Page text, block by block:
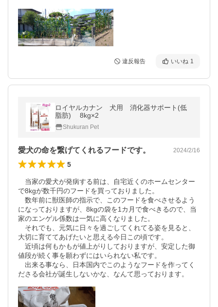
違反報告 いいね 1
ロイヤルカナン 犬用 消化器サポート(低
脂肪) 8kg×2
Shukuran Pet
愛犬の命を繋げてくれるフードです。 2024/2/16
5
当家の愛犬が発病する前は、自宅近くのホームセンター
で8kgが数千円のフードを買っておりました。
数年前に獣医師の指示で、このフードを食べさせるよう
になっておりますが、8kgの袋を1カ月で食べきるので、当
家のエンゲル係数は一気に高くなりました。
それでも、元気に日々を過ごしてくれてる姿を見ると、
大切に育ててあげたいと思える今日この頃です。
近頃は何もかもが値上がりしておりますが、安定した御
値段が続く事を願わずにはいられない私です。
出来る事なら、日本国内でこのようなフードを作ってく
ださる会社が誕生しないかな、なんて思っております。